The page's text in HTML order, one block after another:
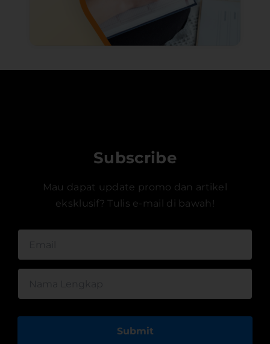
Subscribe
Mau dapat update promo dan artikel
eksklusif? Tulis e-mail di bawah!
Submit